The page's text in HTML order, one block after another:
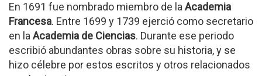
En 1691 fue nombrado miembro de la Academia
Francesa. Entre 1699 y 1739 ejerció como secretario
en la Academia de Ciencias. Durante ese periodo
escribió abundantes obras sobre su historia, y se
hizo célebre por estos escritos y otros relacionados